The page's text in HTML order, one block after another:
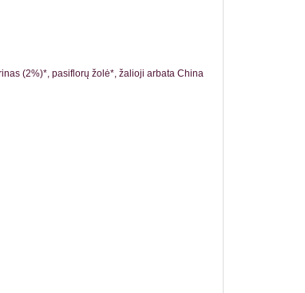
(2%)*, pasiflorų žolė*, žalioji arbata China